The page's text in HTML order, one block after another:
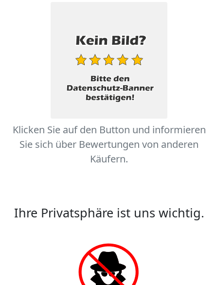
Klicken Sie auf den Button und informieren
Sie sich über Bewertungen von anderen
Käufern.
Ihre Privatsphäre ist uns wichtig.